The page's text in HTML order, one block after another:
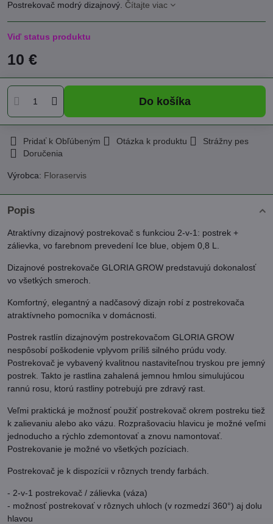
Postrekovač modrý dizajnový. Čítajte viac
Viď status produktu
10 €
Do košíka
Pridať k Obľúbeným Otázka k produktu
Strážny pes
Doručenia
Výrobca: Floraservis
Popis
Atraktívny dizajnový postrekovač s funkciou 2-v-1: postrek +
zálievka, vo farebnom prevedení Ice blue, objem 0,8 L.
Dizajnové postrekovače GLORIA GROW predstavujú dokonalosť
vo všetkých smeroch.
Komfortný, elegantný a nadčasový dizajn robí z postrekovača
atraktívneho pomocníka v domácnosti.
Postrek rastlín dizajnovým postrekovačom GLORIA GROW
nespôsobí poškodenie vplyvom príliš silného prúdu vody.
Postrekovač je vybavený kvalitnou nastaviteľnou tryskou pre jemný
postrek. Takto je rastlina zahalená jemnou hmlou simulujúcou
rannú rosu, ktorú rastliny potrebujú pre zdravý rast.
Veľmi praktická je možnosť použiť postrekovač okrem postreku tiež
k zalievaniu alebo ako vázu. Rozprašovaciu hlavicu je možné veľmi
jednoducho a rýchlo zdemontovať a znovu namontovať.
Postrekovanie je možné vo všetkých pozíciach.
Postrekovač je k dispozícii v rôznych trendy farbách.
- 2-v-1 postrekovač / zálievka (váza)
- možnosť postrekovať v rôznych uhloch (v rozmedzí 360°) aj dolu
hlavou